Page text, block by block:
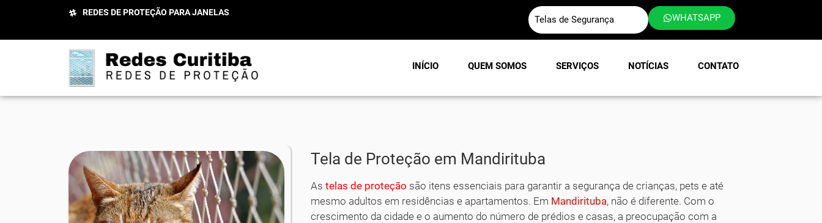
REDES DE PROTEÇÃO PARA JANELAS
Telas de Segurança WHATSAPP
INÍCIO QUEM SOMOS SERVIÇOS NOTÍCIAS CONTATO
Tela de Proteção em Mandirituba
Astelas de proteção são itens essenciais para garantir a segurança de crianças, pets e até
mesmo adultos em residências e apartamentos. Em Mandirituba, não é diferente. Com o
crescimento da cidade e o aumento do número de prédios e casas, a preocupação com a